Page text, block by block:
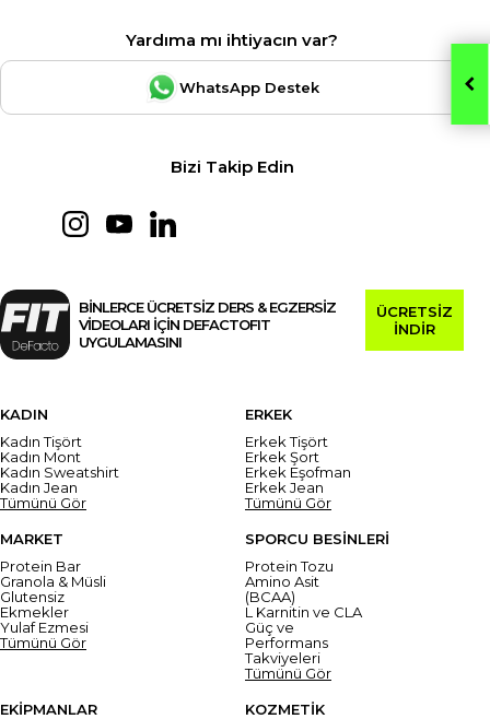
Yardıma mı ihtiyacın var?
WhatsApp Destek
Bizi Takip Edin
BİNLERCE ÜCRETSİZ DERS & EGZERSİZ
VİDEOLARI İÇİN DEFACTOFIT
UYGULAMASINI
ÜCRETSİZ
İNDİR
KADIN
Kadın Tişört
Kadın Mont
Kadın Sweatshirt
Kadın Jean
Tümünü Gör
ERKEK
Erkek Tişört
Erkek Şort
Erkek Eşofman
Erkek Jean
Tümünü Gör
MARKET
Protein Bar
Granola & Müsli
Glutensiz
Ekmekler
Yulaf Ezmesi
Tümünü Gör
SPORCU BESİNLERİ
Protein Tozu
Amino Asit
(BCAA)
L Karnitin ve CLA
Güç ve
Performans
Takviyeleri
Tümünü Gör
EKİPMANLAR
KOZMETİK